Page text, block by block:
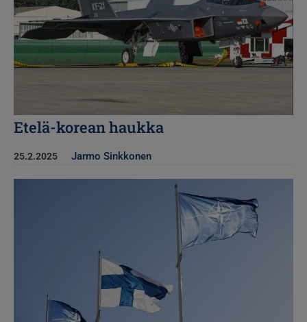
Etelä-korean haukka
25.2.2025 Jarmo Sinkkonen